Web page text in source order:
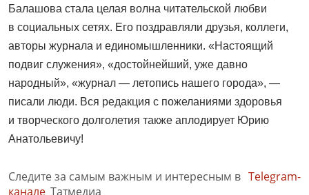
Балашова стала целая волна читательской любви
в социальных сетях. Его поздравляли друзья, коллеги,
авторы журнала и единомышленники. «Настоящий
подвиг служения», «достойнейший, уже давно
народный», «журнал — летопись нашего города», —
писали люди. Вся редакция с пожеланиями здоровья
и творческого долголетия также аплодирует Юрию
Анатольевичу!
Следите за самым важным и интересным в Telegram-
канале Татмедиа